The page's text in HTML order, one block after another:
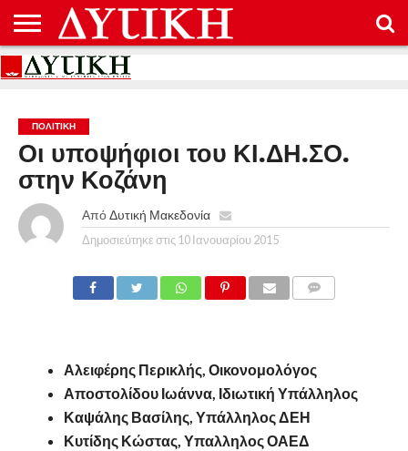
ΑΡΧΙΚΉ
ΕΠΙΚΟΙΝΩΝΊΑ
ΌΡΟΙ
ΠΡΟΣΤΑΣΊΑ
ΠΟΛΙΤΙΚΉ
Οι υποψήφιοι του ΚΙ.ΔΗ.ΣΟ.
στην Κοζάνη
Από Δυτική Μακεδονία
Δημοσιεύτηκε στις 10 Ιανουαρίου 2015
Αλειφέρης Περικλής, Οικονομολόγος
Αποστολίδου Ιωάννα, Ιδιωτική Υπάλληλος
Καψάλης Βασίλης, Υπάλληλος ΔΕΗ
Κυτίδης Κώστας, Υπαλληλος ΟΑΕΔ